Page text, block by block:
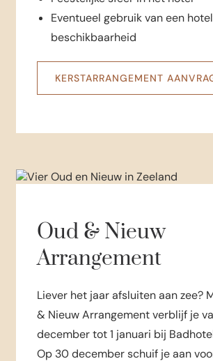
Eventueel gebruik van een
beschikbaarheid
KERSTARRANGEMENT
Oud & Nieuw
Arrangement
Liever het jaar afsluiten aan zee?
& Nieuw Arrangement verblijf je
december tot 1 januari bij
Op 30 december schuif je aan